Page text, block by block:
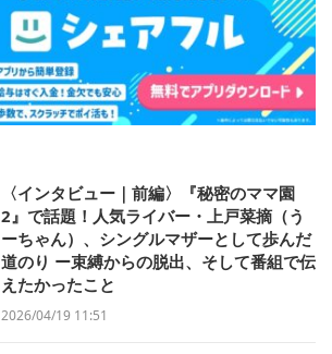
〈インタビュー｜前編〉『秘密のママ園
2』で話題！人気ライバー・上戸菜摘（う
ーちゃん）、シングルマザーとして歩んだ
道のり ー束縛からの脱出、そして番組で伝
えたかったこと
2026/04/19 11:51